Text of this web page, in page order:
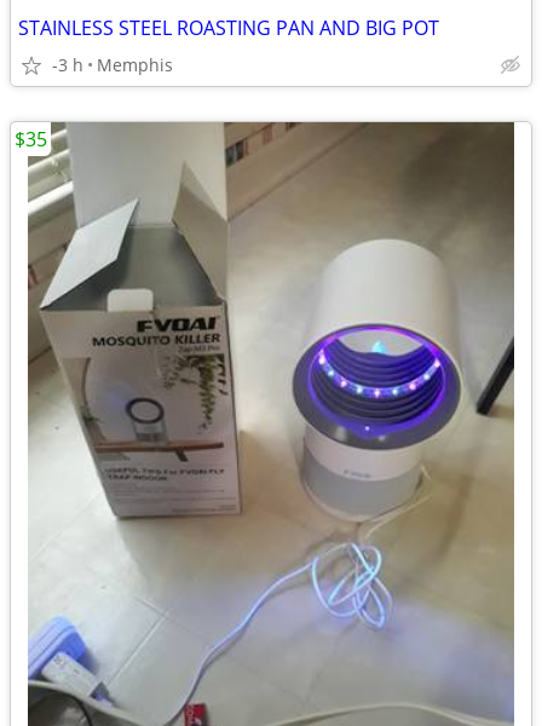
STAINLESS STEEL ROASTING PAN AND BIG POT
-3 h Memphis
$35